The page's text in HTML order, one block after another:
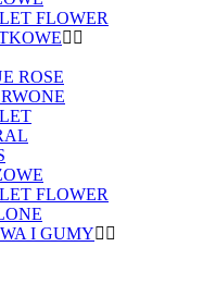
FLOWER
ROSE
FLOWER
I GUMY